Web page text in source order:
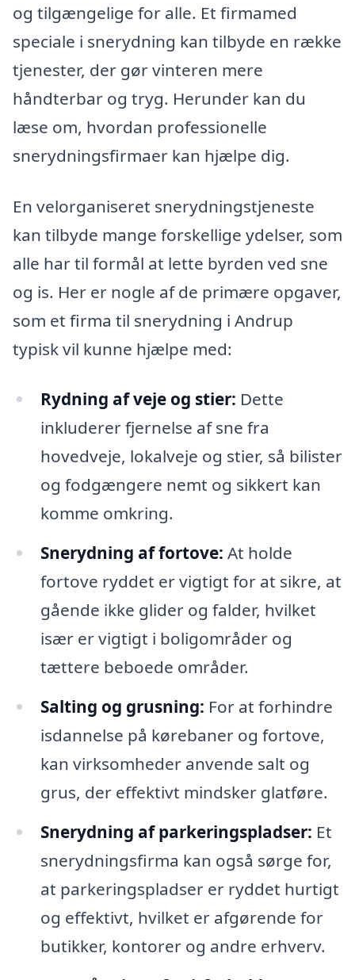
og tilgængelige for alle. Et firmamed
speciale i snerydning kan tilbyde en række
tjenester, der gør vinteren mere
håndterbar og tryg. Herunder kan du
læse om, hvordan professionelle
snerydningsfirmaer kan hjælpe dig.
En velorganiseret snerydningstjeneste
kan tilbyde mange forskellige ydelser, som
alle har til formål at lette byrden ved sne
og is. Her er nogle af de primære opgaver,
som et firma til snerydning i Andrup
typisk vil kunne hjælpe med:
Rydning af veje og stier: Dette
inkluderer fjernelse af sne fra
hovedveje, lokalveje og stier, så bilister
og fodgængere nemt og sikkert kan
komme omkring.
Snerydning af fortove: At holde
fortove ryddet er vigtigt for at sikre, at
gående ikke glider og falder, hvilket
især er vigtigt i boligområder og
tættere beboede områder.
Salting og grusning: For at forhindre
isdannelse på kørebaner og fortove,
kan virksomheder anvende salt og
grus, der effektivt mindsker glatføre.
Snerydning af parkeringspladser: Et
snerydningsfirma kan også sørge for,
at parkeringspladser er ryddet hurtigt
og effektivt, hvilket er afgørende for
butikker, kontorer og andre erhverv.